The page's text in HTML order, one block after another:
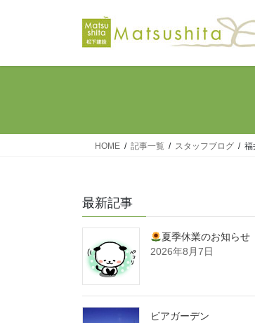
HOME 記事一覧 スタッフブログ 福
最新記事
夏季休業のお知らせ
2026年8月7日
ビアガーデン